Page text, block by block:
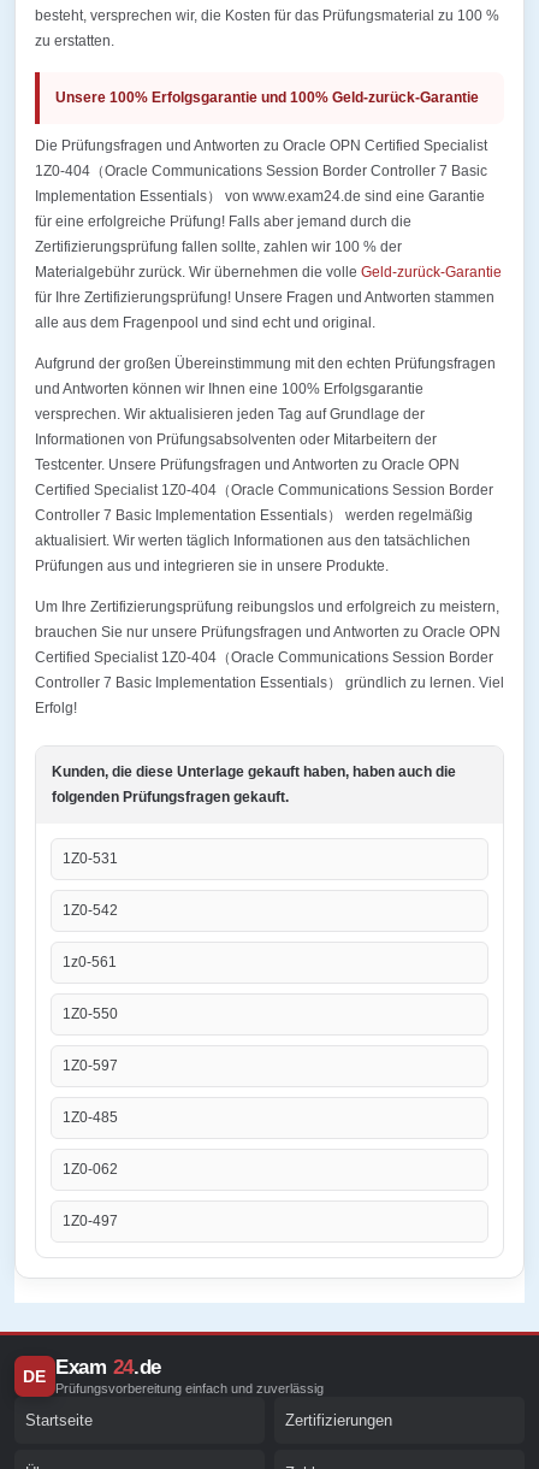
besteht, versprechen wir, die Kosten für das Prüfungsmaterial zu 100 %
zu erstatten.
Unsere 100% Erfolgsgarantie und 100% Geld-zurück-Garantie
Die Prüfungsfragen und Antworten zu Oracle OPN Certified Specialist
1Z0-404（Oracle Communications Session Border Controller 7 Basic
Implementation Essentials） von www.exam24.de sind eine Garantie
für eine erfolgreiche Prüfung! Falls aber jemand durch die
Zertifizierungsprüfung fallen sollte, zahlen wir 100 % der
Materialgebühr zurück. Wir übernehmen die volle Geld-zurück-Garantie
für Ihre Zertifizierungsprüfung! Unsere Fragen und Antworten stammen
alle aus dem Fragenpool und sind echt und original.
Aufgrund der großen Übereinstimmung mit den echten Prüfungsfragen
und Antworten können wir Ihnen eine 100% Erfolgsgarantie
versprechen. Wir aktualisieren jeden Tag auf Grundlage der
Informationen von Prüfungsabsolventen oder Mitarbeitern der
Testcenter. Unsere Prüfungsfragen und Antworten zu Oracle OPN
Certified Specialist 1Z0-404（Oracle Communications Session Border
Controller 7 Basic Implementation Essentials） werden regelmäßig
aktualisiert. Wir werten täglich Informationen aus den tatsächlichen
Prüfungen aus und integrieren sie in unsere Produkte.
Um Ihre Zertifizierungsprüfung reibungslos und erfolgreich zu meistern,
brauchen Sie nur unsere Prüfungsfragen und Antworten zu Oracle OPN
Certified Specialist 1Z0-404（Oracle Communications Session Border
Controller 7 Basic Implementation Essentials） gründlich zu lernen. Viel
Erfolg!
Kunden, die diese Unterlage gekauft haben, haben auch die
folgenden Prüfungsfragen gekauft.
1Z0-531
1Z0-542
1z0-561
1Z0-550
1Z0-597
1Z0-485
1Z0-062
1Z0-497
DE Exam 24.de
Prüfungsvorbereitung einfach und zuverlässig
Startseite Zertifizierungen